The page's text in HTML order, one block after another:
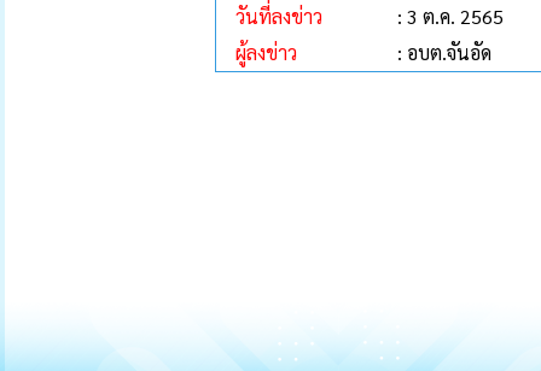
วันที่ลงข่าว
: 3 ต.ค. 2565
ผู้ลงข่าว
: อบต.จันอัด